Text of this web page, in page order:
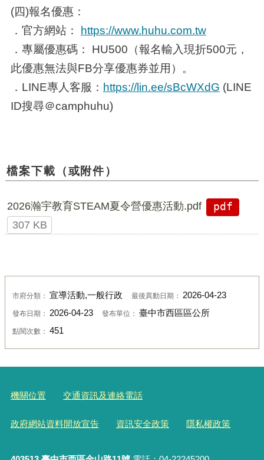
(四)報名優惠：
．官方網站： https://www.huhu.com.tw
．專屬優惠碼： HU500（報名輸入現折500元，
此優惠無法與FB分享優惠券並用）。
．LINE專人客服： https://lin.ee/sBcWXdG (LINE
ID搜尋＠camphuhu)
檔案下載（或附件）
2026瀚宇教育STEAM夏令營優惠活動.pdf
pdf
307 KB
市府分類： 宣導活動,一般行政 最後異動日期： 2026-04-23
發布日期： 2026-04-23 發布單位： 臺中市西區區公所
點閱次數： 451
機關位置 交通資訊及連絡電話
政府網站資料開放宣告 資訊安全政策 隱私權政策